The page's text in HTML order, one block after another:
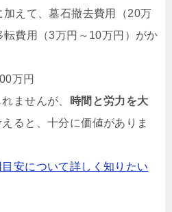
加えて、墓石撤去費用（20万
転費用（3万円～10万円）がか
万円
ませんが、
時間と労力を大
えると、十分に価値がありま
安について詳しく知りたい